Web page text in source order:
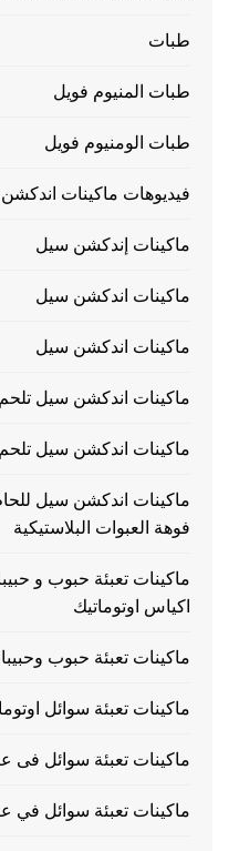
طبات
طبات المنيوم فويل
طبات الومنيوم فويل
فيديوهات ماكينات
ماكينات إندكشن سيل
ماكينات اندكشن سيل
ماكينات اندكشن سيل
ماكينات اندكشن سيل تلحم
ماكينات اندكشن سيل تلحم
ماكينات اندكشن سيل
فوهة العبوات البلاستيكية
ماكينات تعبئة حبوب و
اكياس اوتوماتيك
ماكينات تعبئة حبوب
ماكينات تعبئة سوائل
ماكينات تعبئة سوائل فى
ماكينات تعبئة سوائل في